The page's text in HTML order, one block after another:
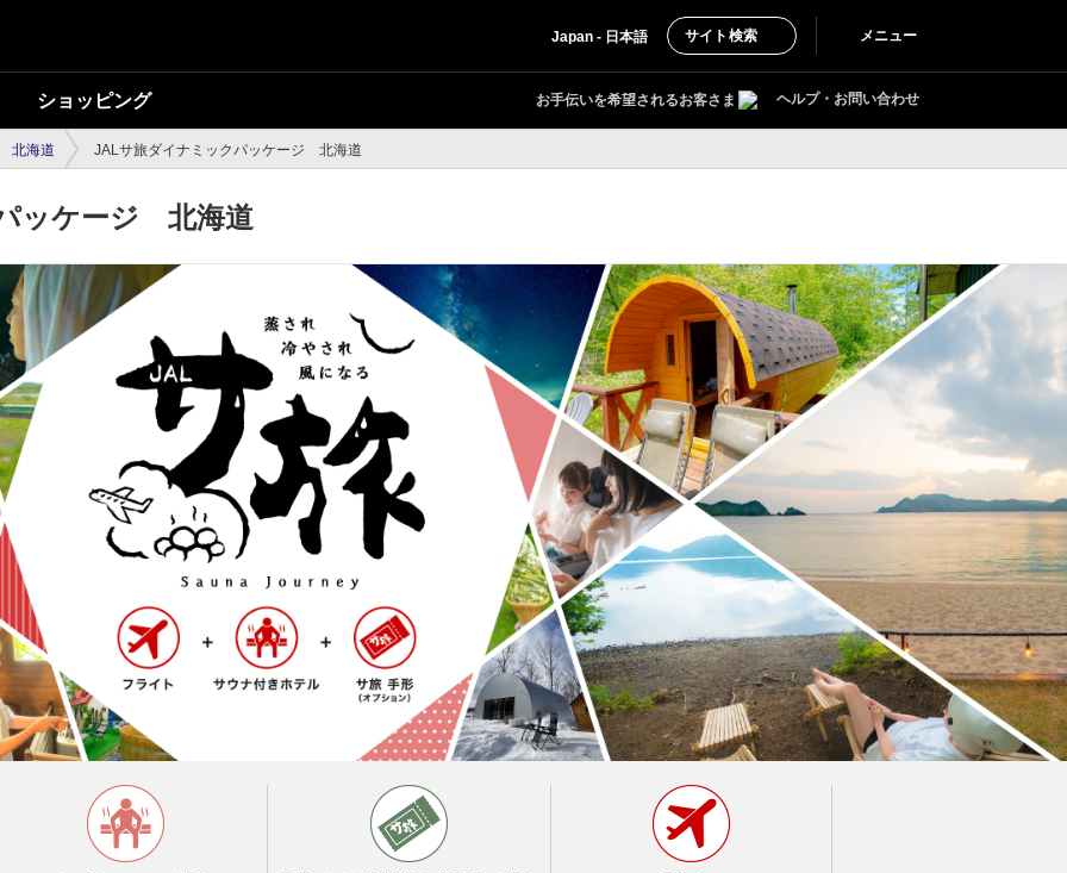
Japan - 日本語 サイト検索 メニュー
ショッピング お手伝いを希望されるお客さま ヘルプ・お問い合わせ
北海道 JALサ旅ダイナミックパッケージ 北海道
ッケージ 北海道